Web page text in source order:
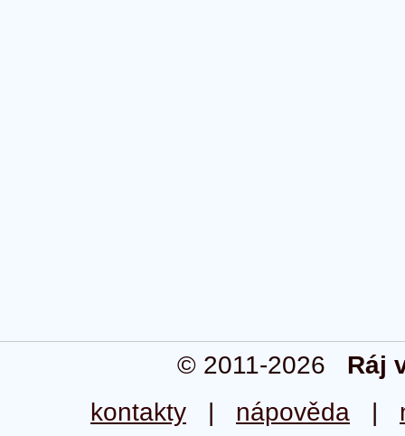
© 2011-2026 Ráj
kontakty | nápověda |